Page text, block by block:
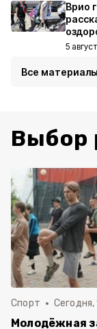
Врио
5
Все материалы
Выбор
Спорт Сегодня,
Молодёжная